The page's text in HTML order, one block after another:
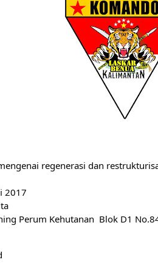
regenerasi dan
2017
Perum Kehutanan  Blok D1